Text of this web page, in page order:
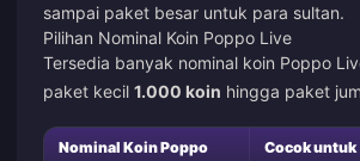
sampai paket besar untuk para sultan.
Pilihan Nominal Koin Poppo Live
Tersedia banyak nominal koin Poppo
paket kecil 1.000 koin hingga paket
Nominal Koin Poppo Cocok untuk